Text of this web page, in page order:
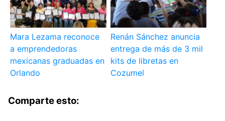
Mara Lezama reconoce
a emprendedoras
mexicanas graduadas en
Orlando
Renán Sánchez anuncia
entrega de más de 3 mil
kits de libretas en
Cozumel
Comparte esto: